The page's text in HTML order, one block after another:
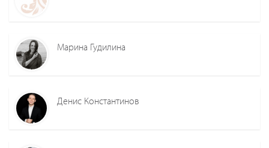
Марина Гудилина
Денис Константинов